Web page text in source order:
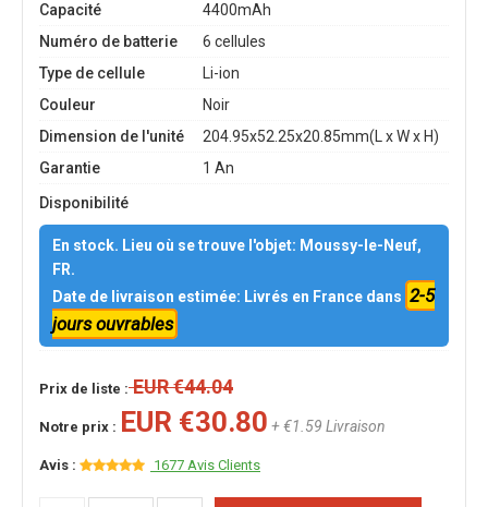
Capacité
4400mAh
Numéro de batterie
6 cellules
Type de cellule
Li-ion
Couleur
Noir
Dimension de l'unité
204.95x52.25x20.85mm(L x W x H)
Garantie
1 An
Disponibilité
En stock. Lieu où se trouve l'objet: Moussy-le-Neuf,
FR.
Date de livraison estimée: Livrés en France dans 2-5
jours ouvrables
Prix de liste :EUR €44.04
Notre prix : EUR €30.80 + €1.59 Livraison
Avis : 1677 Avis Clients